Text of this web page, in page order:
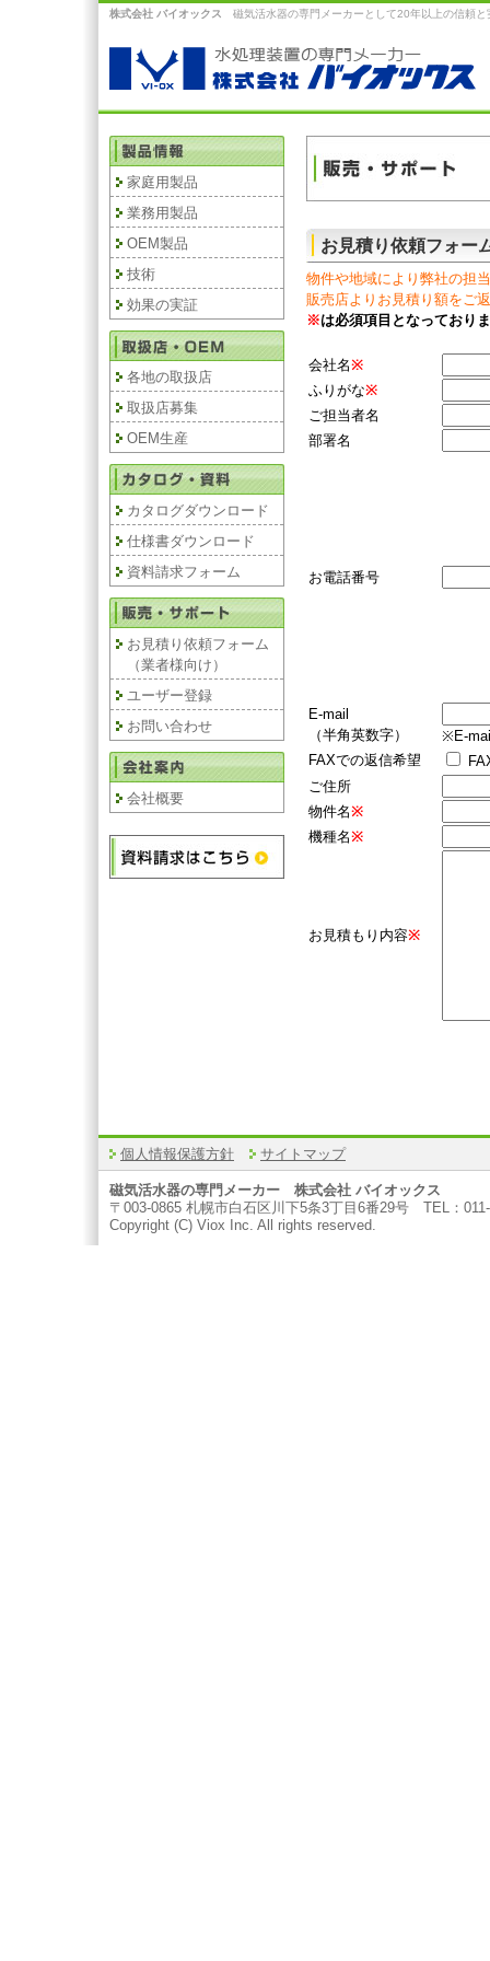
株式会社 バイオックス 磁気活水器の専門メーカーとして20年以上の信頼と
家庭用製品
業務用製品
OEM製品
技術
効果の実証
各地の取扱店
取扱店募集
OEM生産
カタログダウンロード
仕様書ダウンロード
資料請求フォーム
お見積り依頼フォーム
（業者様向け）
ユーザー登録
お問い合わせ
会社概要
お見積り依頼フォー
物件や地域により弊社の担
販売店よりお見積り額をご
※は必須項目となっており
会社名※
ふりがな※
ご担当者名
部署名
お電話番号
E-mail
（半角英数字）
※E-
FAXでの返信希望
ご住所
物件名※
機種名※
お見積もり内容※
個人情報保護方針 サイトマップ
磁気活水器の専門メーカー 株式会社 バイオックス
〒003-0865 札幌市白石区川下5条3丁目6番29号 TEL：
Copyright (C) Viox Inc. All rights reserved.